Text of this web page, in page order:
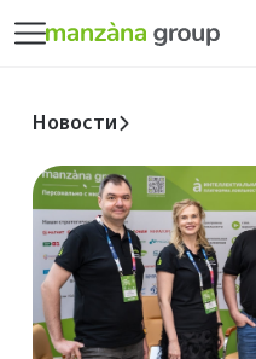
Новости